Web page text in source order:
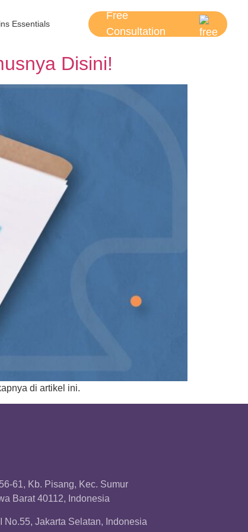
Essentials
Free
Consultation
Disini!
di artikel ini.
61, Kb. Pisang, Kec. Sumur
Barat 40112, Indonesia
No.55, Jakarta Selatan, Indonesia